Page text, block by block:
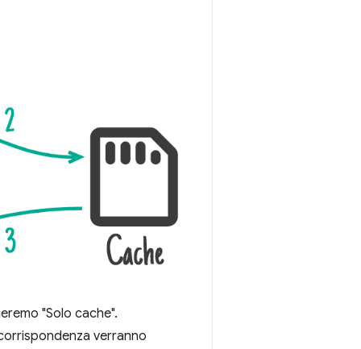
"Solo cache".
verranno